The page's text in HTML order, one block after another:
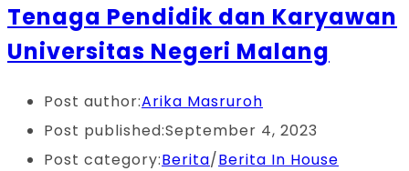
Tenaga Pendidik dan Karyawan
Universitas Negeri Malang
Post author:Arika Masruroh
Post published:September 4, 2023
Post category:Berita/Berita In House